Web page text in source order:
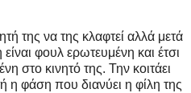
της να της κλαφτεί αλλά μετά
φουλ ερωτευμένη και έτσι
στο κινητό της. Την κοιτάει
η φάση που διανύει η φίλη της